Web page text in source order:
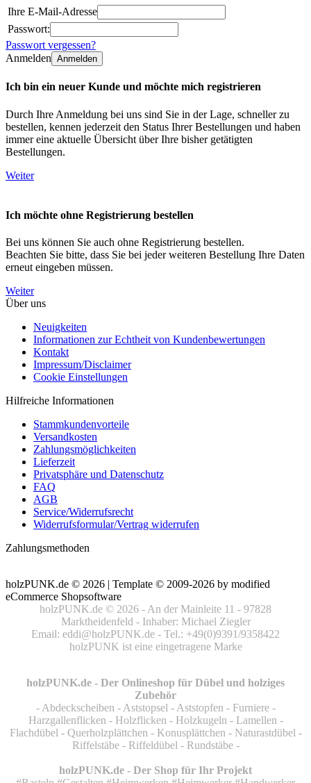
Ihre E-Mail-Adresse
Passwort:
Passwort vergessen?
Anmelden Anmelden
Ich bin ein neuer Kunde und möchte mich registrieren
Durch Ihre Anmeldung bei uns sind Sie in der Lage, schneller zu
bestellen, kennen jederzeit den Status Ihrer Bestellungen und haben
immer eine aktuelle Übersicht über Ihre bisher getätigten
Bestellungen.
Weiter
Ich möchte ohne Registrierung bestellen
Bei uns können Sie auch ohne Registrierung bestellen.
Beachten Sie bitte, dass Sie bei jeder weiteren Bestellung Ihre Daten
erneut eingeben müssen.
Weiter
Über uns
Neuigkeiten
Informationen zur Echtheit von Kundenbewertungen
Kontakt
Impressum/Disclaimer
Cookie Einstellungen
Hilfreiche Informationen
Stammkundenvorteile
Versandkosten
Zahlungsmöglichkeiten
Lieferzeit
Privatsphäre und Datenschutz
FAQ
AGB
Service/Widerrufsrecht
Widerrufsformular/Vertrag widerrufen
Zahlungsmethoden
holzPUNK.de © 2026 | Template © 2009-2026 by modified
eCommerce Shopsoftware
holzPUNK.de © 2026 - An der Mainleite 11 - 97828
Marktheidenfeld - Inhaber: Michael Ziegler
Email: eddi@holzPUNK.de - Tel.: +49(0)9391/9358422
holzPUNK ist eine eingetragene Marke
holzPUNK.de - Der Onlineshop für Dübel und holziges
Zubehör
- Abdeckscheiben - Aststopsel - Aststopfen - Furniere -
Harzgallenflicken - Holzflicken - Holzkugeln - Lamellen -
Flachdübel - Querholzplättchen - Konusplättchen - Naturastdübel -
Riffelstäbe - Riffeldübel - Rundstäbe -
holzPUNK.de - Der Shop für Ihr Projekt